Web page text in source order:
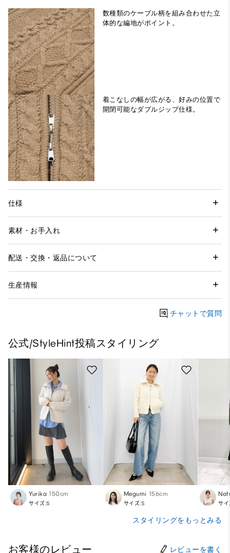
数種類のケーブル柄を組み合わせた立
体的な編地がポイント。
着こなしの幅が広がる、好みの位置で
開閉可能なダブルジップ仕様。
仕様
素材・お手入れ
配送・交換・返品について
生産情報
チャットで質問
公式/StyleHint投稿スタイリング
Yurika 150cm
サイズ:S
Megumi 156cm
サイズ:S サイ
スタイリングをもっとみる
お客様のレビュー レビューを書く